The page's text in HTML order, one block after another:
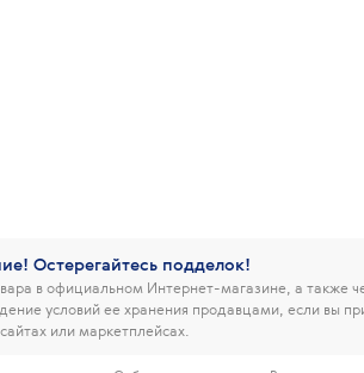
Остерегайтесь подделок!
в официальном Интернет-магазине, а также
условий ее хранения продавцами, если вы
сайтах или маркетплейсах.